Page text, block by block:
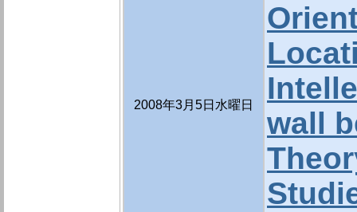
2008年3月5日水曜日
wall